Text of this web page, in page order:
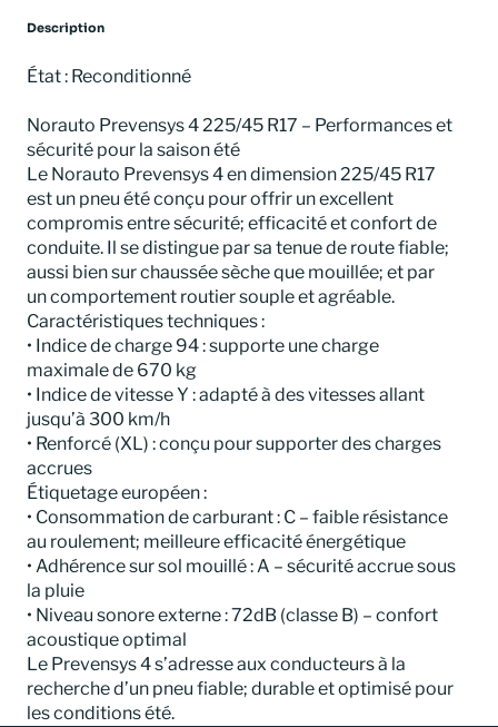
État : Reconditionné
Norauto Prevensys 4 225/45 R17 – Performances et
sécurité pour la saison été
Le Norauto Prevensys 4 en dimension 225/45 R17
est un pneu été conçu pour offrir un excellent
compromis entre sécurité; efficacité et confort de
conduite. Il se distingue par sa tenue de route fiable;
aussi bien sur chaussée sèche que mouillée; et par
un comportement routier souple et agréable.
Caractéristiques techniques :
• Indice de charge 94 : supporte une charge
maximale de 670 kg
• Indice de vitesse Y : adapté à des vitesses allant
jusqu’à 300 km/h
• Renforcé (XL) : conçu pour supporter des charges
accrues
Étiquetage européen :
• Consommation de carburant : C – faible résistance
au roulement; meilleure efficacité énergétique
• Adhérence sur sol mouillé : A – sécurité accrue sous
la pluie
• Niveau sonore externe : 72dB (classe B) – confort
acoustique optimal
Le Prevensys 4 s’adresse aux conducteurs à la
recherche d’un pneu fiable; durable et optimisé pour
les conditions été.
Description